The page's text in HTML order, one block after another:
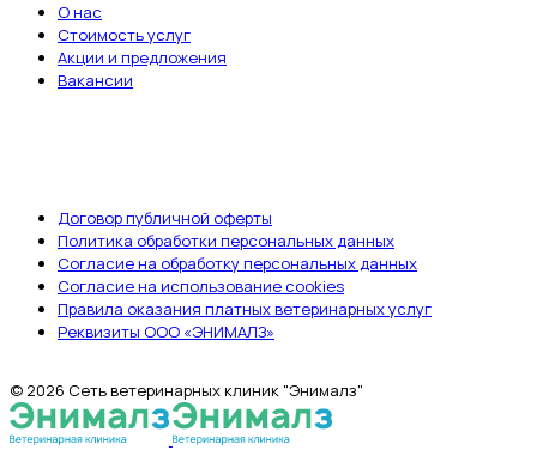
О нас
Стоимость услуг
Акции и предложения
Вакансии
Договор публичной оферты
Политика обработки персональных данных
Согласие на обработку персональных данных
Согласие на использование cookies
Правила оказания платных ветеринарных услуг
Реквизиты ООО «ЭНИМАЛЗ»
© 2026 Сеть ветеринарных клиник "Энималз"